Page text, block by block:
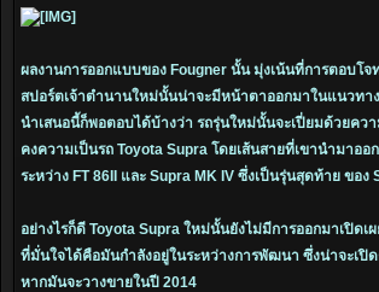
ผลงานการออกแบบของ Fougner นั้น มุ่งเน้นที่การตอบโ
สปอร์ตเจ้าตำนานใหม่นั้นน่าจะมีหน้าตาออกมาในแนวทา
นำเสนอนี้ก็พอตอบได้บ้างว่า รถรุ่นใหม่นั้นจะเปี่ยมด้วยคว
คงความเป็นรถ Toyota Supra โดยเส้นสายที่เขานำมาอ
ระหว่าง FT 86II และ Supra MK IV ซึ่งเป็นรุ่นสุดท้าย ของ
อย่างไรก็ดี Toyota Supra ใหม่นั้นยังไม่มีการออกมาเปิดเ
ที่มั่นใจได้คือมันกำลังอยู่ในระหว่างการพัฒนา ซึ่งน่าจะเปิ
หากมันจะวางขายในปี 2014